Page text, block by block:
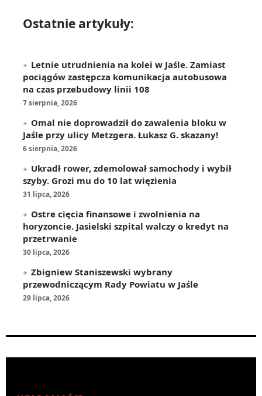
Ostatnie artykuły:
Letnie utrudnienia na kolei w Jaśle. Zamiast
pociągów zastępcza komunikacja autobusowa
na czas przebudowy linii 108
7 sierpnia, 2026
Omal nie doprowadził do zawalenia bloku w
Jaśle przy ulicy Metzgera. Łukasz G. skazany!
6 sierpnia, 2026
Ukradł rower, zdemolował samochody i wybił
szyby. Grozi mu do 10 lat więzienia
31 lipca, 2026
Ostre cięcia finansowe i zwolnienia na
horyzoncie. Jasielski szpital walczy o kredyt na
przetrwanie
30 lipca, 2026
Zbigniew Staniszewski wybrany
przewodniczącym Rady Powiatu w Jaśle
29 lipca, 2026